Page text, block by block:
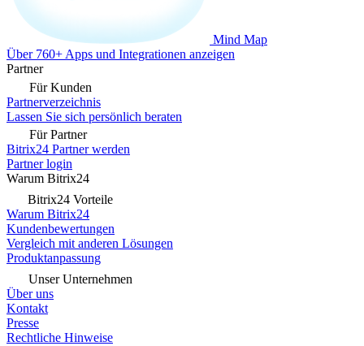
Mind Map
Über 760+ Apps und Integrationen anzeigen
Partner
Für Kunden
Partnerverzeichnis
Lassen Sie sich persönlich beraten
Für Partner
Bitrix24 Partner werden
Partner login
Warum Bitrix24
Bitrix24 Vorteile
Warum Bitrix24
Kundenbewertungen
Vergleich mit anderen Lösungen
Produktanpassung
Unser Unternehmen
Über uns
Kontakt
Presse
Rechtliche Hinweise